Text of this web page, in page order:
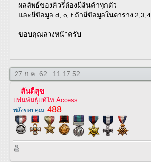
ผลลัพธ์ของคิวรี่ต้องมีสินค้าทุกตัว
และมีข้อมูล d, e, f ถ้ามีข้อมูลในตาราง 2,3,4
ขอบคุณล่วงหน้าครับ
27 ก.ค. 62 , 11:17:52
สันติสุข
แฟนพันธุ์แท้ไท.Access
พลังขอบคุณ: 488